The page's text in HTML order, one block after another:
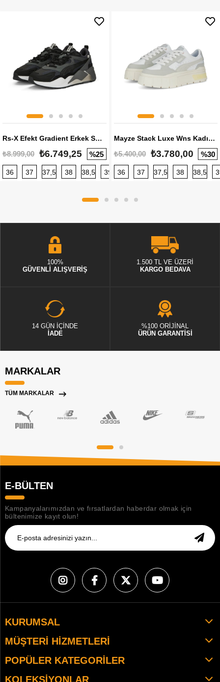
Rs-X Efekt Gradient Erkek Sneaker
₺8.999,00 ₺6.749,25 %25
36 37 37,5 38 38,5 39 40 40,5 41 42 42,5
Mayze Stack Luxe Wns Kadın Sneaker
₺5.400,00 ₺3.780,00 %30
36 37 37,5 38 38,5
100%
GÜVENLİ ALIŞVERİŞ
1.500 TL VE ÜZERİ
KARGO BEDAVA
14 GÜN İÇİNDE
İADE
%100 ORİJİNAL
ÜRÜN GARANTİSİ
MARKALAR
TÜM MARKALAR
E-BÜLTEN
Kampanyalarımızdan ve fırsatlardan haberdar olmak için
bültenimize kayıt olun!
KURUMSAL
MÜŞTERI HIZMETLERI
POPÜLER KATEGORILER
KOLEKSIYONLAR